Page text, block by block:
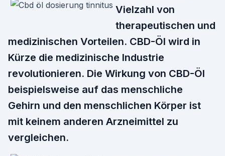
Vielzahl von
therapeutischen und
medizinischen Vorteilen. CBD-Öl wird in
Kürze die medizinische Industrie
revolutionieren. Die Wirkung von CBD-Öl
beispielsweise auf das menschliche
Gehirn und den menschlichen Körper ist
mit keinem anderen Arzneimittel zu
vergleichen.